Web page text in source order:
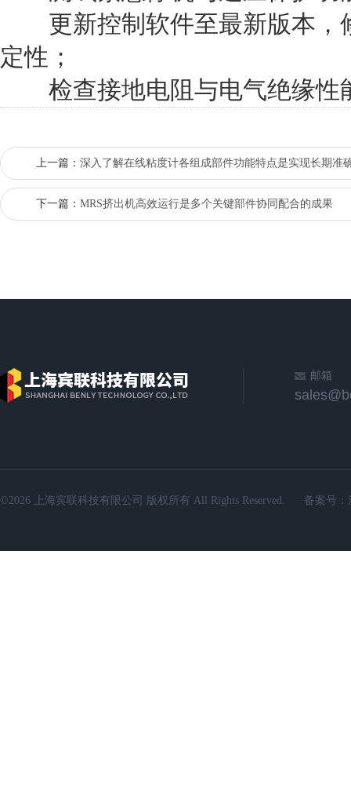
更新控制软件至最新版本，
定性；
检查接地电阻与电气绝缘性
上一篇： 深入了解在线粘度计各组成部件功能特点是实现长期准
下一篇： MRS挤出机高效运行是多个关键部件协同配合的成果
邮箱
©2026 上海宾联科技有限公司 版权所有 All Rights Reserved. 备案号：